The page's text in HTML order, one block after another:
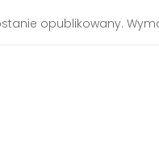
opublikowany.